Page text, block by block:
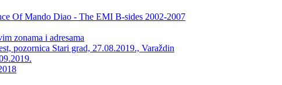
Of Mando Diao - The EMI B-sides 2002-2007
zonama i adresama
pozornica Stari grad, 27.08.2019., Varaždin